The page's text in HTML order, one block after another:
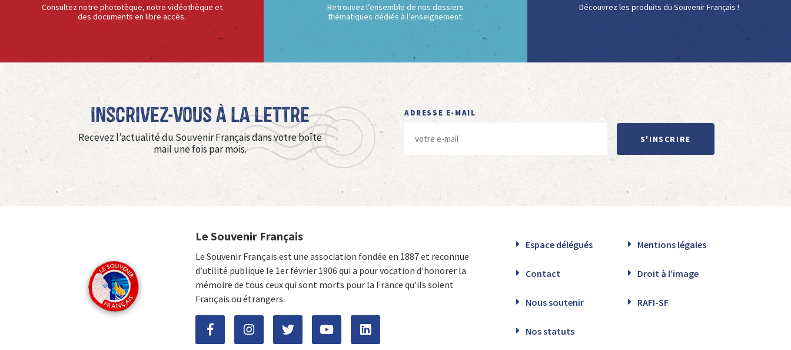
Consultez notre phototèque, notre vidéothèque et
des documents en libre accès.
Retrouvez l’ensemble de nos dossiers
thématiques dédiés à l’enseignement.
Découvrez les produits du Souvenir Français !
Inscrivez-vous à La Lettre
Recevez l’actualité du Souvenir Français dans votre boîte
mail une fois par mois.
ADRESSE E-MAIL
S'INSCRIRE
Le Souvenir Français
Le Souvenir Français est une association fondée en 1887 et reconnue
d’utilité publique le 1er février 1906 qui a pour vocation d'honorer la
mémoire de tous ceux qui sont morts pour la France qu’ils soient
Français ou étrangers.
Espace délégués Mentions légales
Contact Droit à l’image
Nous soutenir RAFI-SF
Nos statuts